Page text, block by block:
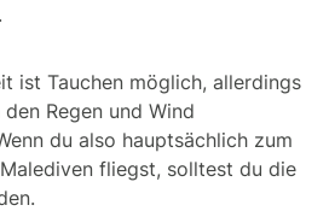
ist Tauchen möglich, allerdings
Regen und Wind
du also hauptsächlich zum
fliegst, solltest du die